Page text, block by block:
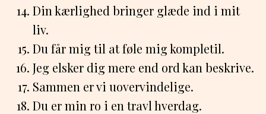
Din kærlighed bringer glæde ind i mit
liv.
Du får mig til at føle mig kompletil.
Jeg elsker dig mere end ord kan beskrive.
Sammen er vi uovervindelige.
Du er min ro i en travl hverdag.